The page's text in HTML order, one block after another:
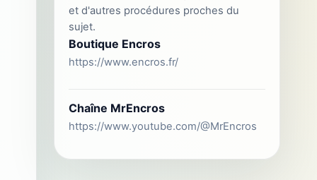
et d'autres procédures proches du
sujet.
Boutique Encros
https://www.encros.fr/
Chaîne MrEncros
https://www.youtube.com/@MrEncros